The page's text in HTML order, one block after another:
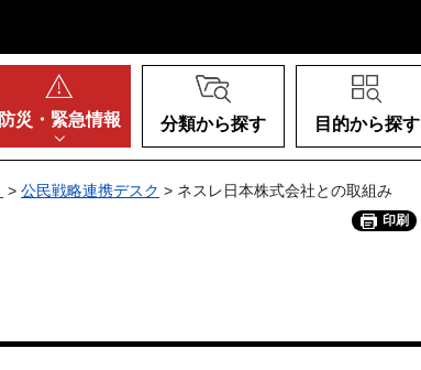
防災・ 緊急情報 分類から探す 目的から探す
> 公民戦略連携デスク > ネスレ日本株式会社との取組み
印刷